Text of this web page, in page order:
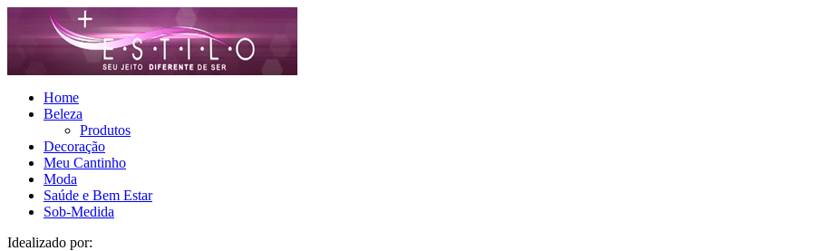
Home
Beleza
Produtos
Decoração
Meu Cantinho
Moda
Saúde e Bem Estar
Sob-Medida
Idealizado por: